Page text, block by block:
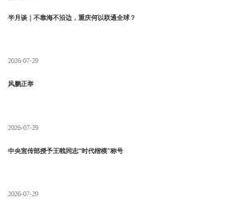
半月谈｜不靠海不沿边，重庆何以联通全球？
2026-07-29
风鹏正举
2026-07-29
中央宣传部授予王戟同志“时代楷模”称号
2026-07-29